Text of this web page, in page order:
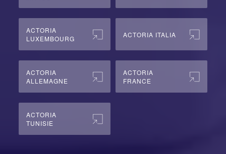
ACTORIA
LUXEMBOURG
ACTORIA ITALIA
ACTORIA
ALLEMAGNE
ACTORIA
FRANCE
ACTORIA
TUNISIE